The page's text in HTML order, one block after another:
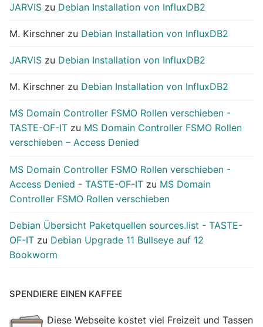
JARVIS zu Debian Installation von InfluxDB2
M. Kirschner zu Debian Installation von InfluxDB2
JARVIS zu Debian Installation von InfluxDB2
M. Kirschner zu Debian Installation von InfluxDB2
MS Domain Controller FSMO Rollen verschieben -
TASTE-OF-IT zu MS Domain Controller FSMO Rollen
verschieben – Access Denied
MS Domain Controller FSMO Rollen verschieben -
Access Denied - TASTE-OF-IT zu MS Domain
Controller FSMO Rollen verschieben
Debian Übersicht Paketquellen sources.list - TASTE-
OF-IT zu Debian Upgrade 11 Bullseye auf 12
Bookworm
SPENDIERE EINEN KAFFEE
Diese Webseite kostet viel Freizeit und Tassen